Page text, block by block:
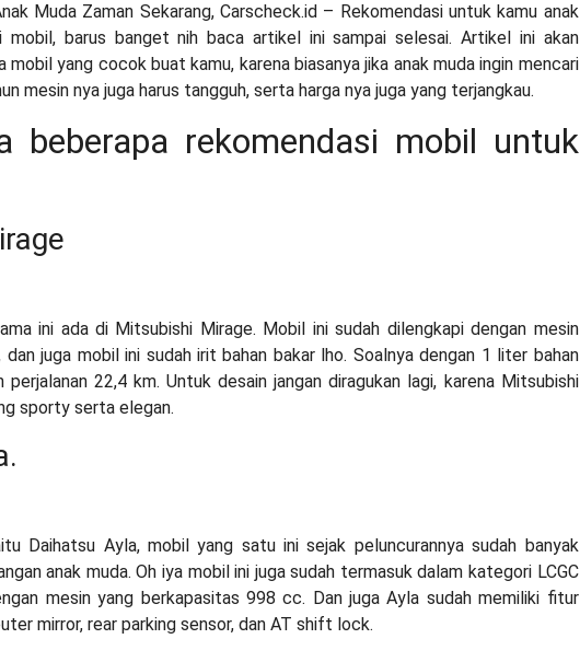
Muda Zaman Sekarang, Carscheck.id – Rekomendasi untuk kamu anak
mobil, barus banget nih baca artikel ini sampai selesai. Artikel ini akan
yang cocok buat kamu, karena biasanya jika anak muda ingin mencari
mesin nya juga harus tangguh, serta harga nya juga yang terjangkau.
beberapa rekomendasi mobil untuk
ini ada di Mitsubishi Mirage. Mobil ini sudah dilengkapi dengan mesin
juga mobil ini sudah irit bahan bakar lho. Soalnya dengan 1 liter bahan
perjalanan 22,4 km. Untuk desain jangan diragukan lagi, karena Mitsubishi
sporty serta elegan.
Daihatsu Ayla, mobil yang satu ini sejak peluncurannya sudah banyak
anak muda. Oh iya mobil ini juga sudah termasuk dalam kategori LCGC
mesin yang berkapasitas 998 cc. Dan juga Ayla sudah memiliki fitur
mirror, rear parking sensor, dan AT shift lock.